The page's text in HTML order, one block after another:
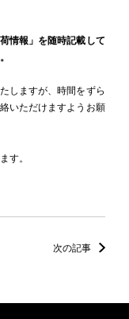
情報」を随時記載して
しますが、時間をずら
いただけますようお願
す。
次の記事